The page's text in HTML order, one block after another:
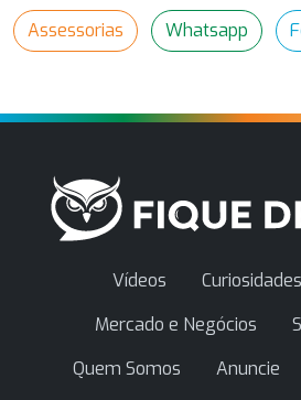
Assessorias Whatsapp
Vídeos Curiosidades
Mercado e Negócios
Quem Somos
Anuncie